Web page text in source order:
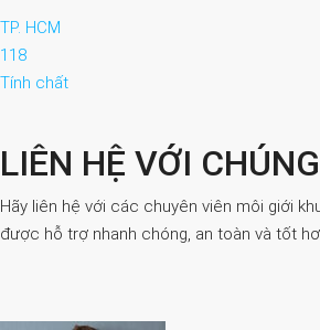
TP. HCM
118
Tính chất
LIÊN HỆ VỚI
Hãy liên hệ với các chuyên viên môi giới
được hỗ trợ nhanh chóng, an toàn và tốt